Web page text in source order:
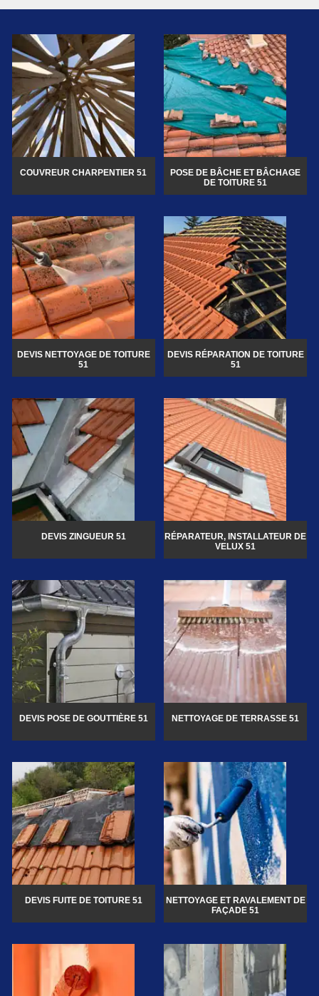
COUVREUR CHARPENTIER 51
POSE DE BÂCHE ET BÂCHAGE
DE TOITURE 51
DEVIS NETTOYAGE DE TOITURE
51
DEVIS RÉPARATION DE TOITURE
51
DEVIS ZINGUEUR 51
RÉPARATEUR, INSTALLATEUR DE
VELUX 51
DEVIS POSE DE GOUTTIÈRE 51 NETTOYAGE DE TERRASSE 51
DEVIS FUITE DE TOITURE 51
NETTOYAGE ET RAVALEMENT DE
FAÇADE 51